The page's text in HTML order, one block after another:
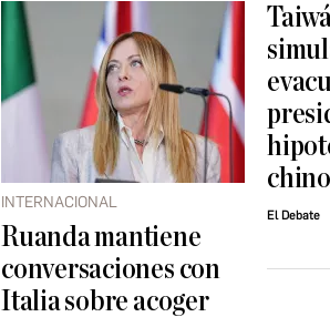
INTERNACIONAL
Ruanda mantiene
conversaciones con
Italia sobre acoger
chino
El Debate